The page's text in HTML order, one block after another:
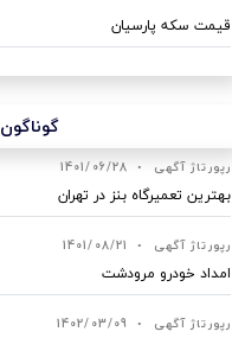
قیمت سکه پارسیان
گوناگون
رپورتاژ آگهی •
1401/06/28
بهترین تعمیرگاه بنز در تهران
رپورتاژ آگهی •
1401/08/21
امداد خودرو مرودشت
رپورتاژ آگهی •
1402/03/09